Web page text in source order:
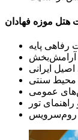
هتل موزه فهادان
رفاهی پایه
آرامش‌بخش
ایرانی
محیط سنتی
عمومی
تور